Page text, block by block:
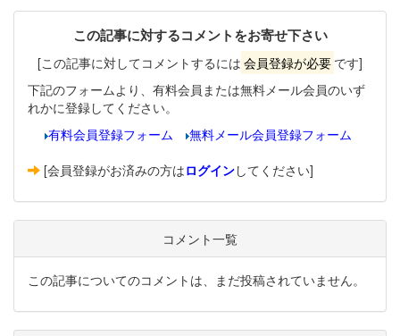
この記事に対するコメントをお寄せ下さい
[この記事に対してコメントするには 会員登録が必要 です]
下記のフォームより、有料会員または無料メール会員のいず
れかに登録してください。
有料会員登録フォーム
無料メール会員登録フォーム
[会員登録がお済みの方はログインしてください]
コメント一覧
この記事についてのコメントは、まだ投稿されていません。